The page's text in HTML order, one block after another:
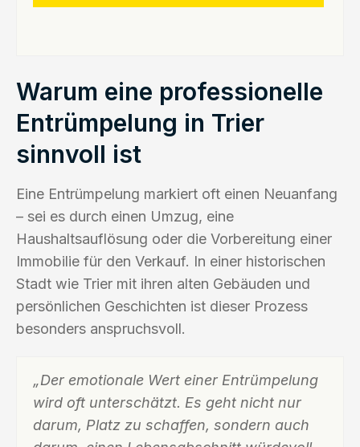
Warum eine professionelle
Entrümpelung in Trier
sinnvoll ist
Eine Entrümpelung markiert oft einen Neuanfang
– sei es durch einen Umzug, eine
Haushaltsauflösung oder die Vorbereitung einer
Immobilie für den Verkauf. In einer historischen
Stadt wie Trier mit ihren alten Gebäuden und
persönlichen Geschichten ist dieser Prozess
besonders anspruchsvoll.
„Der emotionale Wert einer Entrümpelung
wird oft unterschätzt. Es geht nicht nur
darum, Platz zu schaffen, sondern auch